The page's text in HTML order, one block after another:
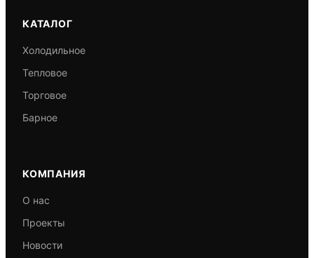
КАТАЛОГ
Холодильное
Тепловое
Торговое
Барное
КОМПАНИЯ
О нас
Проекты
Новости